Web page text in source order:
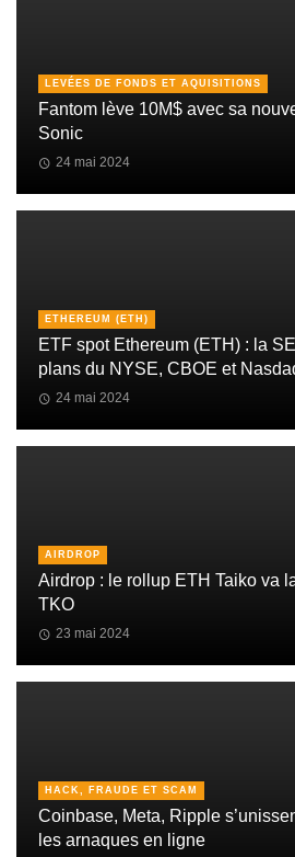
LEVÉES DE FONDS ET AQUISITIONS
Fantom lève 10M$ avec sa
Sonic
24 mai 2024
ETHEREUM (ETH)
ETF spot Ethereum (ETH) : la
plans du NYSE, CBOE et
24 mai 2024
AIRDROP
Airdrop : le rollup ETH Taiko va
TKO
23 mai 2024
HACK, FRAUDE ET SCAM
Coinbase, Meta, Ripple
les arnaques en ligne